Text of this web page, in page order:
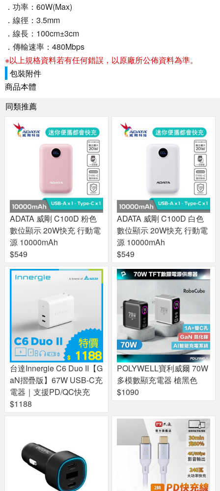
．功率：60W(Max)
．線徑：3.5mm
．線長：100cm±3cm
．傳輸速率：480Mbps
※以上規格資料若有任何錯誤，以原廠所公佈資料為準。
包裝附件
商品本體
同類推薦
ADATA 威剛 C100D 粉色
數位顯示 20W快充 行動電
源 10000mAh
$549
ADATA 威剛 C100D 白色
數位顯示 20W快充 行動電
源 10000mAh
$549
台達Innergie C6 Duo II【G
aN摺疊版】67W USB-C充
電器｜支援PD/QC快充
$1188
POLYWELL寶利威爾 70W
多模數顯充電器 槍黑色
$1090